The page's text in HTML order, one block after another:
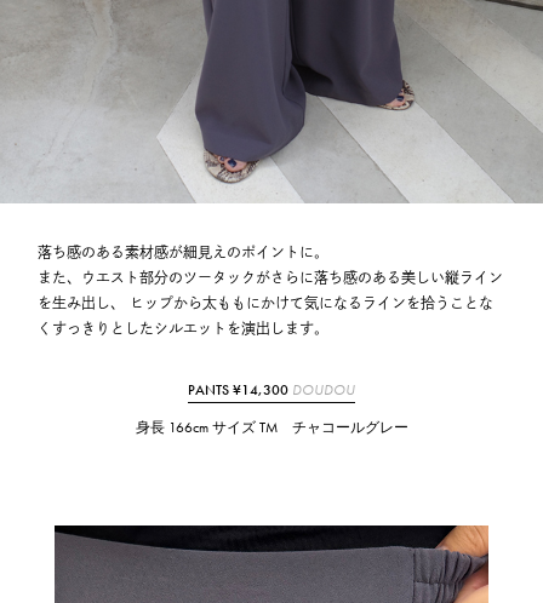
落ち感のある素材感が細見えのポイントに。
また、ウエスト部分のツータックがさらに落ち感のある美しい縦ライン
を生み出し、
ヒップから太ももにかけて気になるラインを拾うことな
く すっきりとしたシルエットを演出します。
PANTS ¥14,300 DOUDOU
身長 166cm サイズ TM チャコールグレー